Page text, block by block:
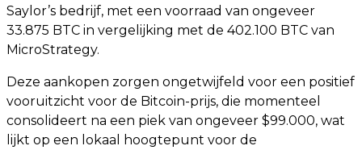
Saylor’s bedrijf, met een voorraad van ongeveer
33.875 BTC in vergelijking met de 402.100 BTC van
MicroStrategy.
Deze aankopen zorgen ongetwijfeld voor een positief
vooruitzicht voor de Bitcoin-prijs, die momenteel
consolideert na een piek van ongeveer $99.000, wat
lijkt op een lokaal hoogtepunt voor de